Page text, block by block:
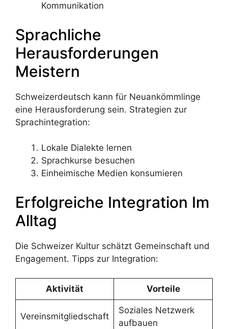
Kommunikation
Sprachliche
Herausforderungen
Meistern
Schweizerdeutsch kann für Neuankömmlinge
eine Herausforderung sein. Strategien zur
Sprachintegration:
Lokale Dialekte lernen
Sprachkurse besuchen
Einheimische Medien konsumieren
Erfolgreiche Integration Im
Alltag
Die Schweizer Kultur schätzt Gemeinschaft und
Engagement. Tipps zur Integration:
Aktivität Vorteile
Vereinsmitgliedschaft
Soziales Netzwerk
aufbauen